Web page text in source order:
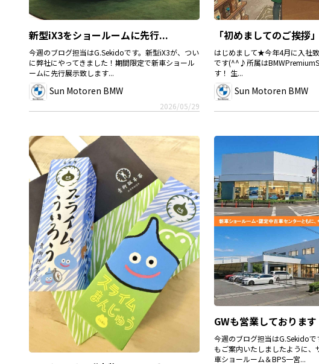
新型iX3をショールームに先行...
今週のブログ担当はG.Sekidoです。新型iX3が、つい
に弊社にやってきました！期間限定で新車ショール
ームに先行展示致します...
Sun Motoren BMW
2026/05/29
「初めましてのご挨拶
はじめまして★今年4月に入社
です(^^♪所属は
す！ 生...
Sun Motoren BMW
GWも営業しておりま
今週のブログ担当はG.Sekidoで
もご案内いたしましたように、
車ショールーム＆BPS一宮...